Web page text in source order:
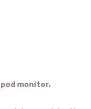
monitor,